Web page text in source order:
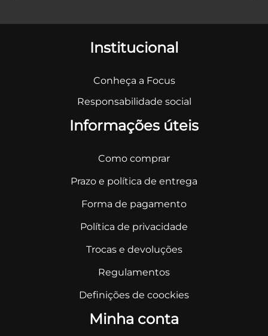
Institucional
Conheça a Focus
Responsabilidade social
Informações úteis
Como comprar
Prazo e política de entrega
Forma de pagamento
Política de privacidade
Trocas e devoluções
Regulamentos
Definições de coockies
Minha conta